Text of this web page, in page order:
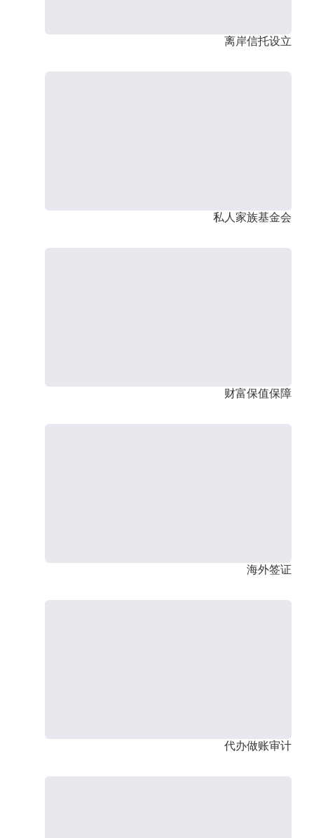
离岸信托设立
私人家族基金会
财富保值保障
海外签证
代办做账审计